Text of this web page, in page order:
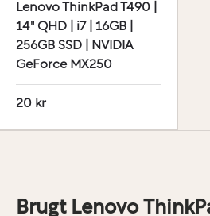
Lenovo ThinkPad T490 |
14" QHD | i7 | 16GB |
256GB SSD | NVIDIA
GeForce MX250
20 kr
Brugt Lenovo